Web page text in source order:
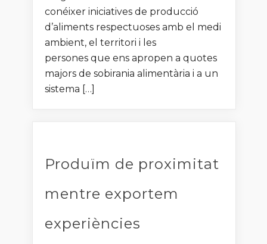
conéixer iniciatives de producció
d’aliments respectuoses amb el medi
ambient, el territori i les
persones que ens apropen a quotes
majors de sobirania alimentària i a un
sistema […]
Produïm de proximitat
mentre exportem
experiències